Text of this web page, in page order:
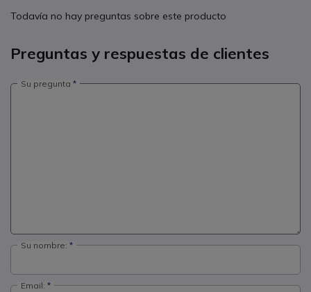
Todavía no hay preguntas sobre este producto
Preguntas y respuestas de clientes
Su pregunta
Su nombre:
Email: